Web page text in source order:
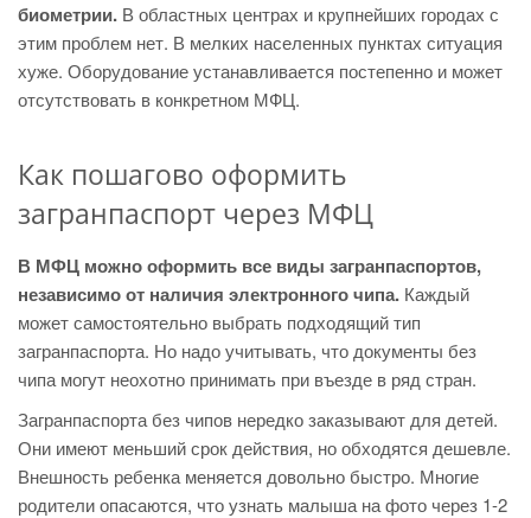
биометрии. В областных центрах и крупнейших городах с
этим проблем нет. В мелких населенных пунктах ситуация
хуже. Оборудование устанавливается постепенно и может
отсутствовать в конкретном МФЦ.
Как пошагово оформить
загранпаспорт через МФЦ
В МФЦ можно оформить все виды загранпаспортов,
независимо от наличия электронного чипа. Каждый
может самостоятельно выбрать подходящий тип
загранпаспорта. Но надо учитывать, что документы без
чипа могут неохотно принимать при въезде в ряд стран.
Загранпаспорта без чипов нередко заказывают для детей.
Они имеют меньший срок действия, но обходятся дешевле.
Внешность ребенка меняется довольно быстро. Многие
родители опасаются, что узнать малыша на фото через 1-2